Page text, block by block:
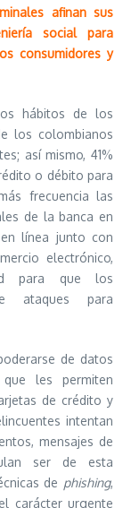
afinan sus
social para
consumidores y
hábitos de los
los colombianos
así mismo, 41%
o débito para
frecuencia las
de la banca en
línea junto con
electrónico,
para que los
ataques para
de datos
que les permiten
de crédito y
intentan
mensajes de
ser de esta
de phishing,
carácter urgente